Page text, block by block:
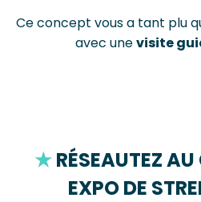
Ce concept vous a tant plu
avec unevisite
★RÉSEAUTEZ
EXPO DE